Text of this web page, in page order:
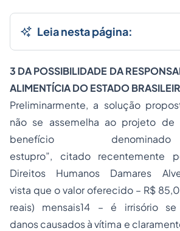
Leia nesta página:
3 DA POSSIBILIDADE DA
ALIMENTÍCIA DO ESTADO
Preliminarmente, a solução
não se assemelha ao projeto
benefício
estupro”, citado recentemente
Direitos Humanos Damares
vista que o valor oferecido – R$
reais) mensais14 – é irrisório
danos causados à vítima e